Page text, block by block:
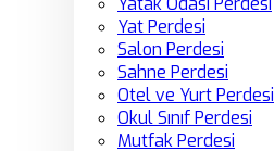
Yat Perdesi
Salon Perdesi
Sahne Perdesi
Otel ve Yurt Perdesi
Okul Sınıf Perdesi
Mutfak Perdesi